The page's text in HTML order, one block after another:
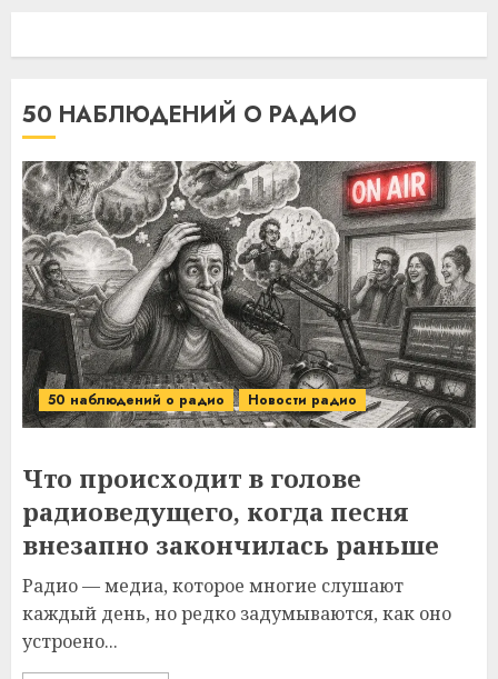
50 НАБЛЮДЕНИЙ О РАДИО
50 наблюдений о радио Новости радио
Что происходит в голове
радиоведущего, когда песня
внезапно закончилась раньше
Радио — медиа, которое многие слушают
каждый день, но редко задумываются, как оно
устроено...